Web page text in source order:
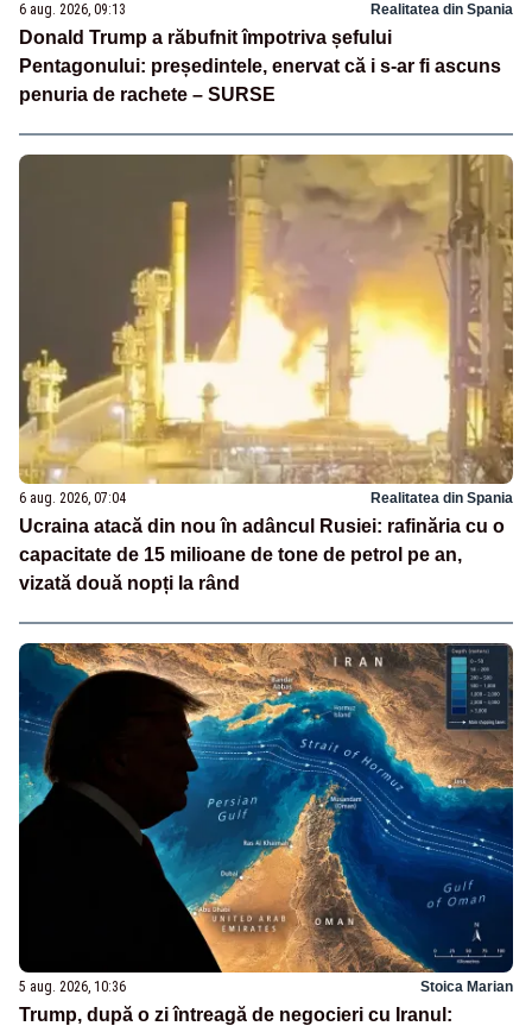
6 aug. 2026, 09:13 Realitatea din Spania
Donald Trump a răbufnit împotriva șefului
Pentagonului: președintele, enervat că i s-ar fi ascuns
penuria de rachete – SURSE
6 aug. 2026, 07:04 Realitatea din Spania
Ucraina atacă din nou în adâncul Rusiei: rafinăria cu o
capacitate de 15 milioane de tone de petrol pe an,
vizată două nopți la rând
5 aug. 2026, 10:36 Stoica Marian
Trump, după o zi întreagă de negocieri cu Iranul: